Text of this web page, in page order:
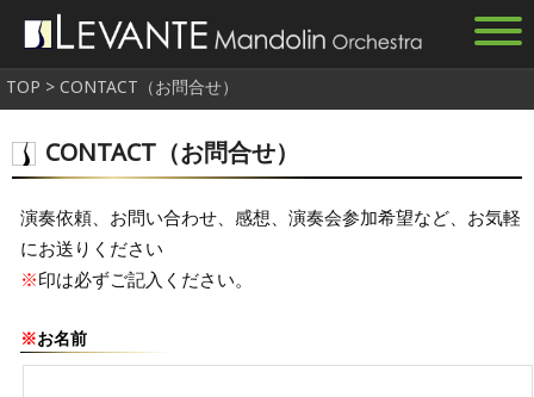
TOP > CONTACT（お問合せ）
CONTACT（お問合せ）
演奏依頼、お問い合わせ、感想、演奏会参加希望など、お気軽
にお送りください
※印は必ずご記入ください。
※お名前